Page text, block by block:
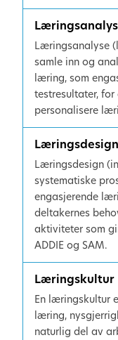
Læringsanalyse
samle inn og
læring, som
testresultater,
personalisere
Læringsdesign
Læringsdesign
systematiske
engasjerende
deltakernes
aktiviteter som
ADDIE og SAM.
Læringskultur
En læringskultur
læring,
naturlig del av